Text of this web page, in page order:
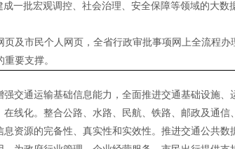
一批宏观调控、社会治理、安全保障等领域的大数
及市民个人网页，全省行政审批事项网上全流程办
要支撑。
交通运输基础信息能力，全面推进交通基础设施、
线化。整合公路、水路、民航、铁路、邮政及通
资源的完备性、真实性和实效性。推进交通公共